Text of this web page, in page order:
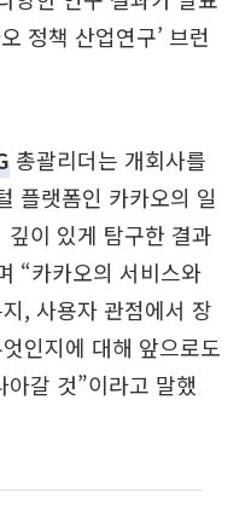
정책 산업연구’ 브런
총괄리더는 개회사를
플랫폼인 카카오의 일
이 있게 탐구한 결과
“카카오의 서비스와
, 사용자 관점에서 장
인지에 대해 앞으로도
갈 것”이라고 말했